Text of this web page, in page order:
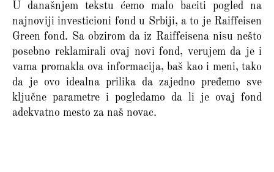
U današnjem tekstu ćemo malo baciti pogled na
najnoviji investicioni fond u Srbiji, a to je Raiffeisen
Green fond. Sa obzirom da iz Raiffeisena nisu nešto
posebno reklamirali ovaj novi fond, verujem da je i
vama promakla ova informacija, baš kao i meni, tako
da je ovo idealna prilika da zajedno pređemo sve
ključne parametre i pogledamo da li je ovaj fond
adekvatno mesto za naš novac.